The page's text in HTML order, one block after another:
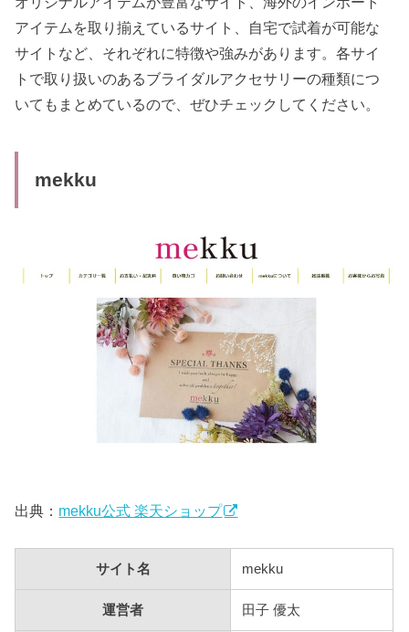
アイテムを取り揃えているサイト、自宅で試着が可能な
サイトなど、それぞれに特徴や強みがあります。各サイ
トで取り扱いのあるブライダルアクセサリーの種類につ
いてもまとめているので、ぜひチェックしてください。
mekku
出典： mekku公式 楽天ショップ
サイト名 mekku
運営者 田子 優太